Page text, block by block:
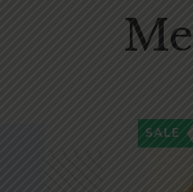
SALE